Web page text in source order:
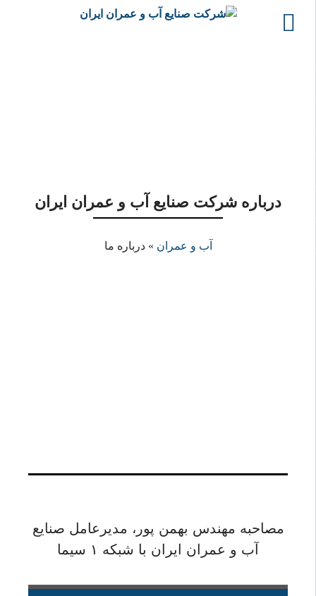
درباره شرکت صنایع آب و عمران ایران
آب و عمران »درباره ما
مصاحبه مهندس بهمن پور، مدیرعامل صنایع
آب و عمران ایران با شبکه ۱ سیما